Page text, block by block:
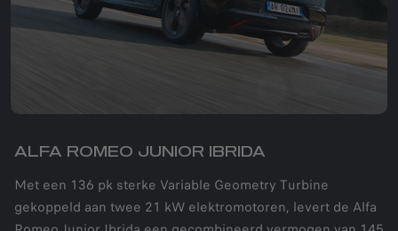
ALFA ROMEO JUNIOR IBRIDA
Met een 136 pk sterke Variable Geometry Turbine
gekoppeld aan twee 21 kW elektromotoren, levert de Alfa